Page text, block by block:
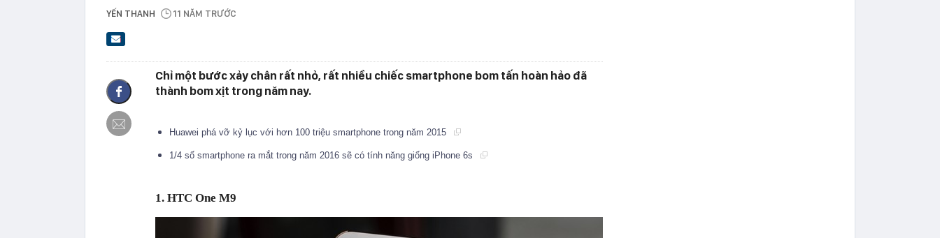
YẾN THANH 11 NĂM TRƯỚC
Chỉ một bước xảy chân rất nhỏ, rất nhiều chiếc smartphone bom tấn hoàn hảo đã
thành bom xịt trong năm nay.
Huawei phá vỡ kỷ lục với hơn 100 triệu smartphone trong năm 2015
1/4 số smartphone ra mắt trong năm 2016 sẽ có tính năng giống iPhone 6s
1. HTC One M9